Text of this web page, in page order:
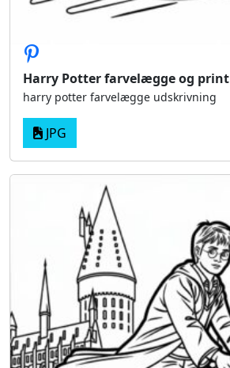
Harry Potter farvelægge og print
harry potter farvelægge udskrivning
JPG